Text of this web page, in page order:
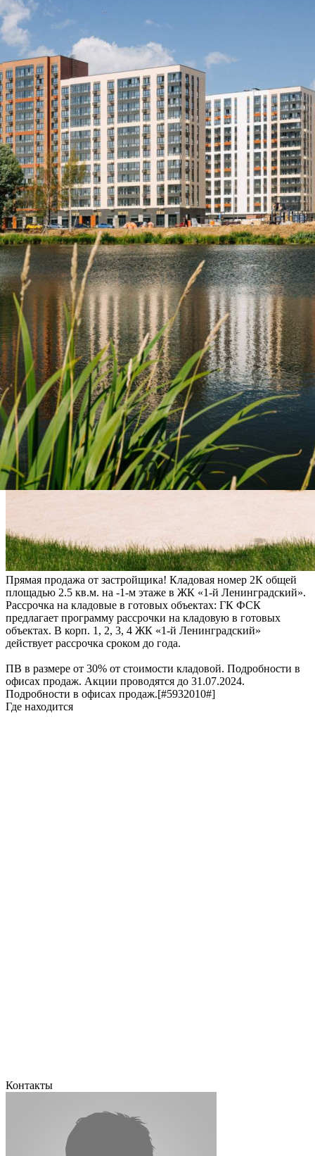
Прямая продажа от застройщика! Кладовая номер 2К общей
площадью 2.5 кв.м. на -1-м этаже в ЖК «1-й Ленинградский».
Рассрочка на кладовые в готовых объектах: ГК ФСК
предлагает программу рассрочки на кладовую в готовых
объектах. В корп. 1, 2, 3, 4 ЖК «1-й Ленинградский»
действует рассрочка сроком до года.
ПВ в размере от 30% от стоимости кладовой. Подробности в
офисах продаж. Акции проводятся до 31.07.2024.
Подробности в офисах продаж.[#5932010#]
Где находится
Контакты